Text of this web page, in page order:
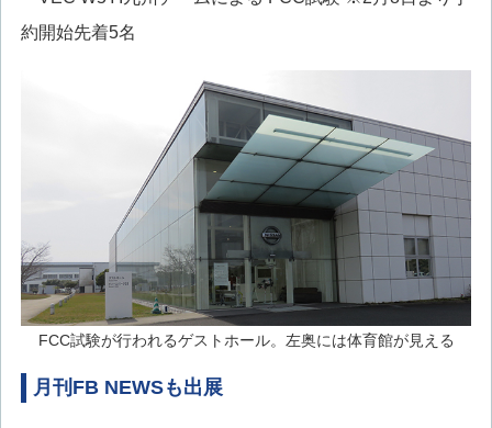
約開始先着5名
FCC試験が行われるゲストホール。左奥には体育館が見える
月刊FB NEWSも出展